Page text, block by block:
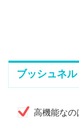
ブッシュネ
高機能なの